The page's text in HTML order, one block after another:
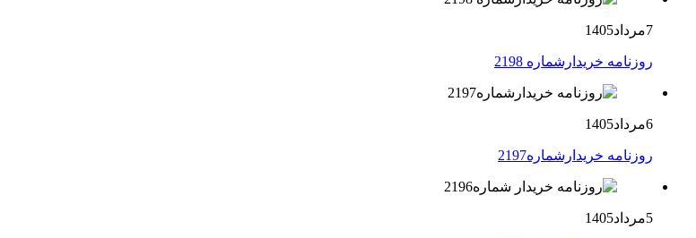
7مرداد1405
روزنامه خریدارشماره 2198
6مرداد1405
روزنامه خریدارشماره2197
5مرداد1405